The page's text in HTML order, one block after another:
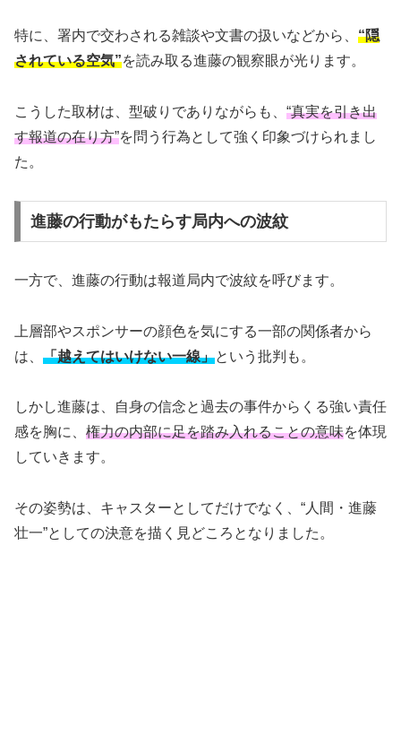
特に、署内で交わされる雑談や文書の扱いなどから、 “隠
されている空気”を読み取る進藤の観察眼が光ります。
こうした取材は、型破りでありながらも、 “真実を引き出
す報道の在り方”を問う行為として強く印象づけられまし
た。
進藤の行動がもたらす局内への波紋
一方で、進藤の行動は報道局内で波紋を呼びます。
上層部やスポンサーの顔色を気にする一部の関係者から
は、 「越えてはいけない一線」という批判も。
しかし進藤は、自身の信念と過去の事件からくる強い責任
感を胸に、 権力の内部に足を踏み入れることの意味を体現
していきます。
その姿勢は、キャスターとしてだけでなく、“人間・進藤
壮一”としての決意を描く見どころとなりました。